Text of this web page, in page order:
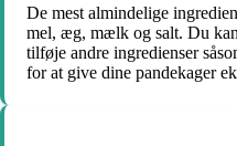
De mest almindelige
mel, æg, mælk og salt. Du
tilføje andre ingredienser
for at give dine pandekager